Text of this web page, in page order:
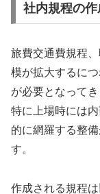
社内規程の作
旅費交通費規程
模が拡大するに
が必要となってき
特に上場時には
的に網羅する整
す。
作成される規程